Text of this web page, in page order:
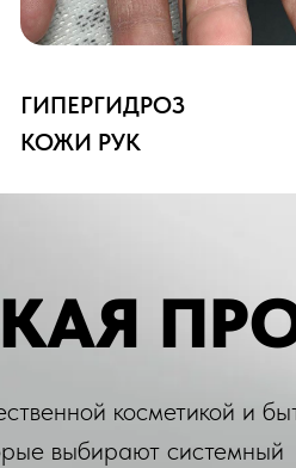
ГИПЕРГИДРОЗ
КОЖИ РУК
косметикой и
выбирают системный